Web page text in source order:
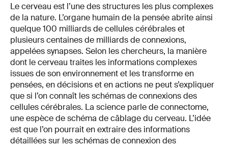
Le cerveau est l’une des structures les plus complexes
de la nature. L’organe humain de la pensée abrite ainsi
quelque 100 milliards de cellules cérébrales et
plusieurs centaines de milliards de connexions,
appelées synapses. Selon les chercheurs, la manière
dont le cerveau traites les informations complexes
issues de son environnement et les transforme en
pensées, en décisions et en actions ne peut s’expliquer
que si l’on connaît les schémas de connexions des
cellules cérébrales. La science parle de connectome,
une espèce de schéma de câblage du cerveau. L’idée
est que l’on pourrait en extraire des informations
détaillées sur les schémas de connexion des